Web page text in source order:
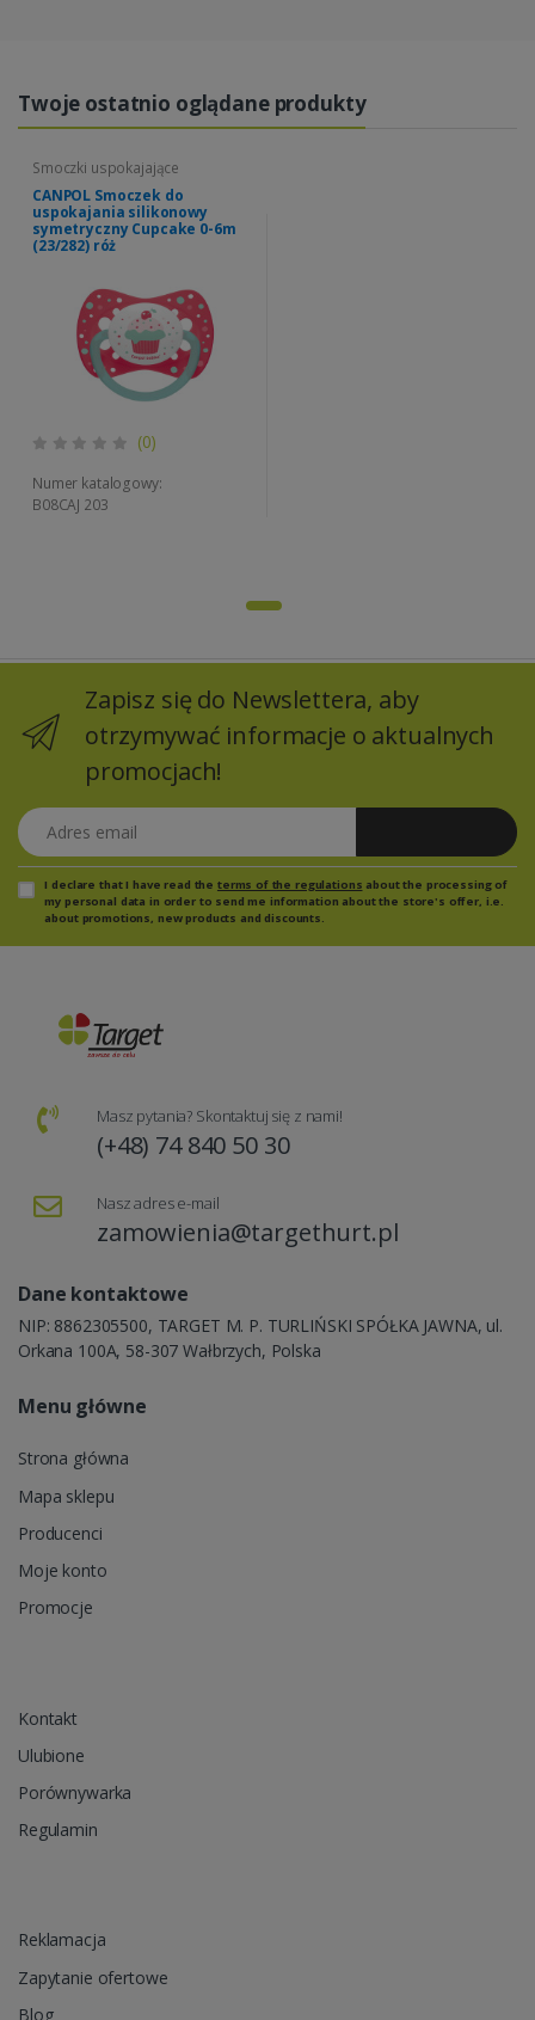
Twoje ostatnio oglądane produkty
Smoczki uspokajające
CANPOL Smoczek do
uspokajania silikonowy
symetryczny Cupcake 0-6m
(23/282) róż
(0)
Numer katalogowy:
B08CAJ 203
Zapisz się do Newslettera, aby
otrzymywać informacje o aktualnych
promocjach!
Adres email
I declare that I have read the terms of the regulations about the processing of
my personal data in order to send me information about the store's offer, i.e.
about promotions, new products and discounts.
Masz pytania? Skontaktuj się z nami!
(+48) 74 840 50 30
Nasz adres e-mail
zamowienia@targethurt.pl
Dane kontaktowe
NIP: 8862305500, TARGET M. P. TURLIŃSKI SPÓŁKA JAWNA, ul.
Orkana 100A, 58-307 Wałbrzych, Polska
Menu główne
Strona główna
Mapa sklepu
Producenci
Moje konto
Promocje
Kontakt
Ulubione
Porównywarka
Regulamin
Reklamacja
Zapytanie ofertowe
Blog